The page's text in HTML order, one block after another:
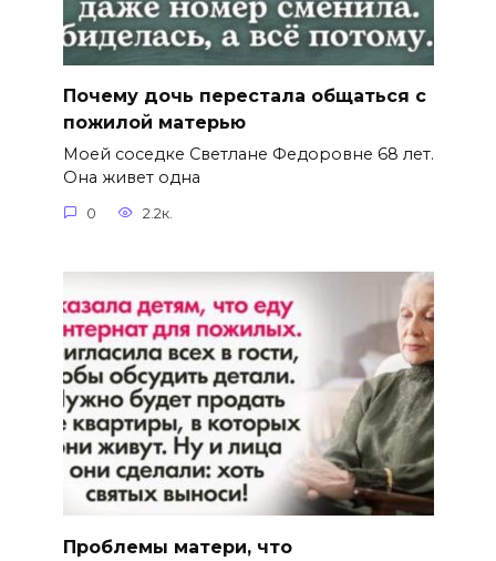
Почему дочь перестала общаться с
пожилой матерью
Моей соседке Светлане Федоровне 68 лет.
Она живет одна
0 2.2к.
Проблемы матери, что